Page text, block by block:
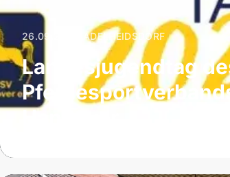
26.09.2026 ADELHEIDSDORF
Landesjugendtag
Hannover